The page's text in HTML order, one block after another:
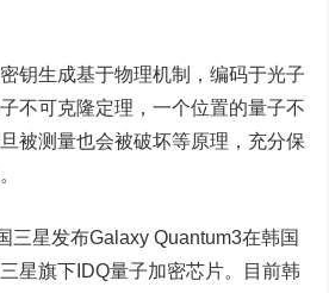
生成基于物理机制，编码于光子
不可克隆定理，一个位置的量子不
被测量也会被破坏等原理，充分保
星发布Galaxy Quantum3在韩国
星旗下IDQ量子加密芯片。目前韩